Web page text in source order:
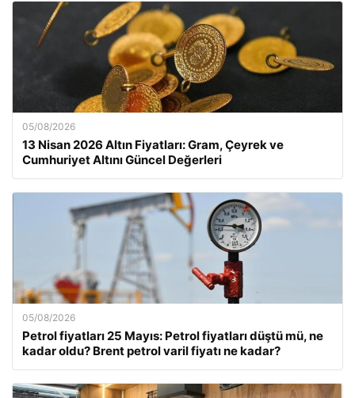
05/08/2026
13 Nisan 2026 Altın Fiyatları: Gram, Çeyrek ve
Cumhuriyet Altını Güncel Değerleri
05/08/2026
Petrol fiyatları 25 Mayıs: Petrol fiyatları düştü mü, ne
kadar oldu? Brent petrol varil fiyatı ne kadar?